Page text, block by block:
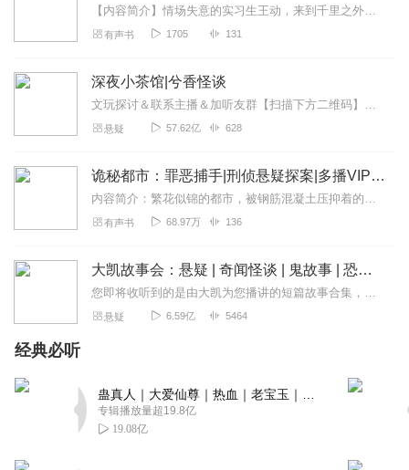
【内容简介】情场失意的实习生王动，来到千里之外的青羊，在这里，他遇到了自己一生中最重要的女人，不经意间的生死考验把两个人拉到了一起，更多的荣誉促使他们一...
有声书 1705 131
深夜小茶馆|兮香怪谈
文玩探讨＆联系主播＆加听友群【扫描下方二维码】获取深夜小茶馆一手资讯↓↓↓
悬疑 57.62亿 628
诡秘都市：罪恶捕手|刑侦悬疑探案|多播VIP全集听
内容简介：繁花似锦的都市，被钢筋混凝土压抑着的，扭曲的灵魂，在绚丽的霓虹灯下，在喧嚣的人流车海里，在你们之间，在你们之中；美与丑，爱与恨，对与错...
有声书 68.97万 136
大凯故事会：悬疑 | 奇闻怪谈 | 鬼故事 | 恐怖故事
您即将收听到的是由大凯为您播讲的短篇故事合集，本专辑包涵悬疑、鬼故事、刑侦、探案、人性、奇闻、怪谈；内容丰富，欢迎订阅！私自转载必究！超精彩作品已全新发布！点击...
悬疑 6.59亿 5464
经典必听
专辑播放量超19.8亿
19.08亿